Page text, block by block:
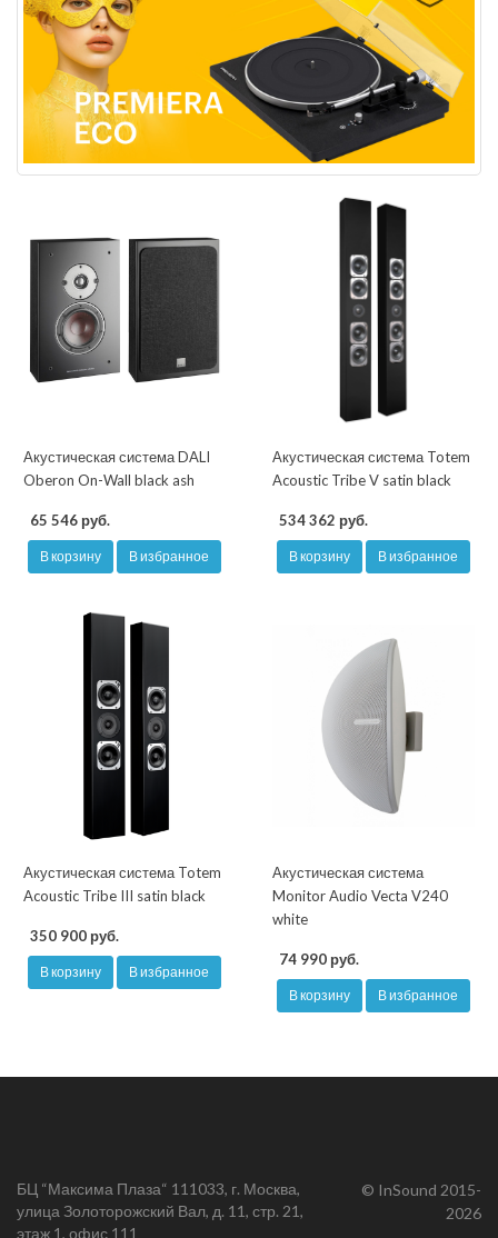
Акустическая система DALI
Oberon On-Wall black ash
65 546 руб.
В корзину В избранное
Акустическая система Totem
Acoustic Tribe V satin black
534 362 руб.
В корзину В избранное
Акустическая система Totem
Acoustic Tribe III satin black
350 900 руб.
В корзину В избранное
Акустическая система
Monitor Audio Vecta V240
white
74 990 руб.
В корзину В избранное
БЦ “Максима Плаза“ 111033, г. Москва,
улица Золоторожский Вал, д. 11, стр. 21,
этаж 1, офис 111
© InSound 2015-
2026